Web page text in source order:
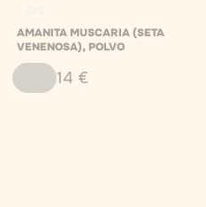
AMANITA MUSCARIA (SETA
VENENOSA), POLVO
14 €